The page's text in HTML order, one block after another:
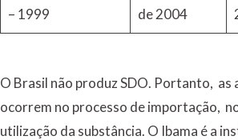
– 1999
de 2004
O Brasil não produz SDO. Portanto, as
ocorrem no processo de importação,
utilização da substância. O Ibama é a